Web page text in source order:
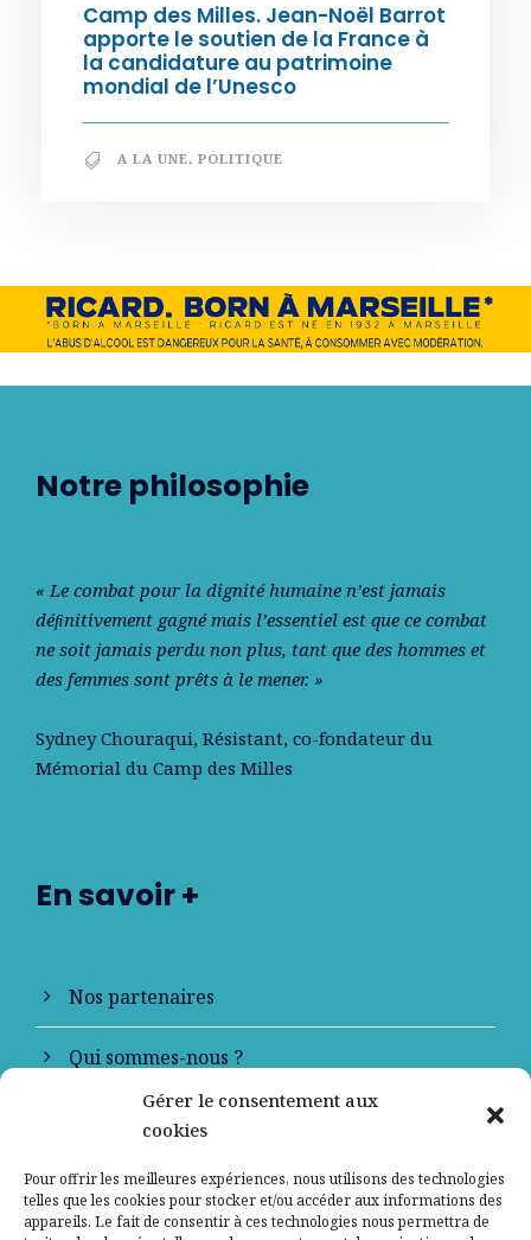
Gérer le consentement aux
cookies
Pour offrir les meilleures expériences, nous utilisons des technologies
telles que les cookies pour stocker et/ou accéder aux informations des
appareils. Le fait de consentir à ces technologies nous permettra de
Camp des Milles. Jean-Noël Barrot
apporte le soutien de la France à
la candidature au patrimoine
mondial de l’Unesco
A LA UNE, POLITIQUE
Notre philosophie
« Le combat pour la dignité humaine n’est jamais
déﬁnitivement gagné mais l’essentiel est que ce combat
ne soit jamais perdu non plus, tant que des hommes et
des femmes sont prêts à le mener. »
Sydney Chouraqui, Résistant, co-fondateur du
Mémorial du Camp des Milles
En savoir +
Nos partenaires
Qui sommes-nous ?
Contactez-nous
Mentions légales